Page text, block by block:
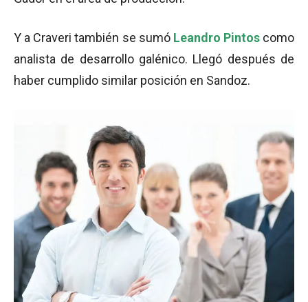
Y a Craveri también se sumóLeandro Pintos como
analista de desarrollo galénico. Llegó después de
haber cumplido similar posición en Sandoz.